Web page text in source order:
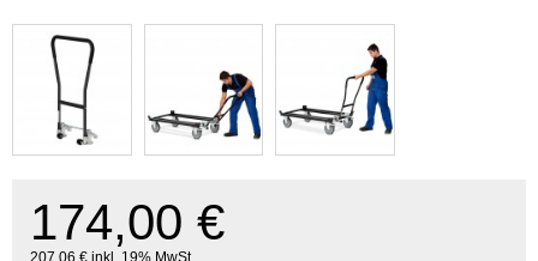
174,00 €
207,06 € inkl. 19% MwSt.